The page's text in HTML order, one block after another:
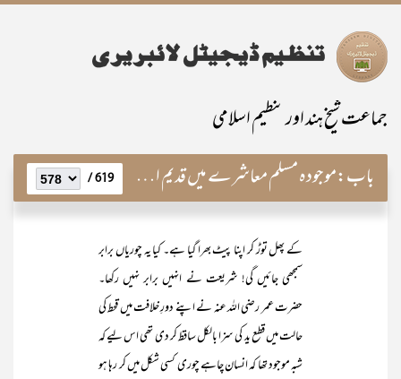
جماعت شیخ ہند اور تنظیم اسلامی
باب:موجودہ مسلم معاشرے میں قدیم اور جدید کی کشمکش 619 /
کے پھل توڑ کر اپنا پیٹ بھرا گیا ہے۔ کیا یہ چوریاں برابر
سمجھی جائیں گی! شریعت نے انہیں برابر نہیں رکھا۔
حضرت عمر رضی اللہ عنہ نے اپنے دورِ خلافت میں قحط کی
حالت میں قطع ید کی سزا بالکل ساقط کر دی تھی اس لیے کہ
شبہ موجود تھا کہ انسان چاہے چوری کسی شکل میں کر رہا ہو